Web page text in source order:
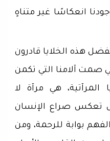
انعكاسًا غير متناهٍ
هذه الخلايا قادرون
صمت آلامنا التي تكمن
المرآتية، هي مرآة لا
تعكس صراع الإنسان
بوابة للرحمة، ومن